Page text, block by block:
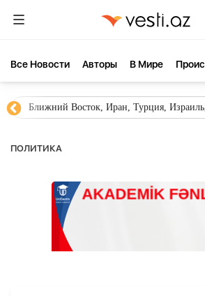
Все Новости Aвторы В Мире
Ближний Восток, Иран, Турция,
ПОЛИТИКА